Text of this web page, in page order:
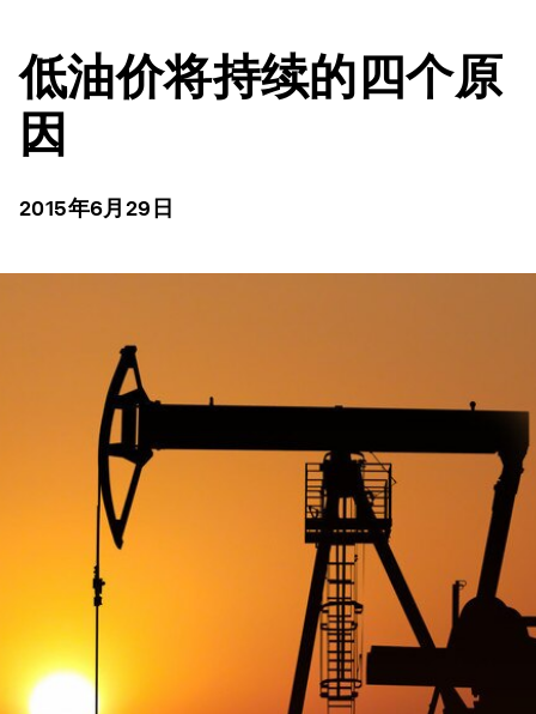
低油价将持续的四个原
因
2015年6月29日